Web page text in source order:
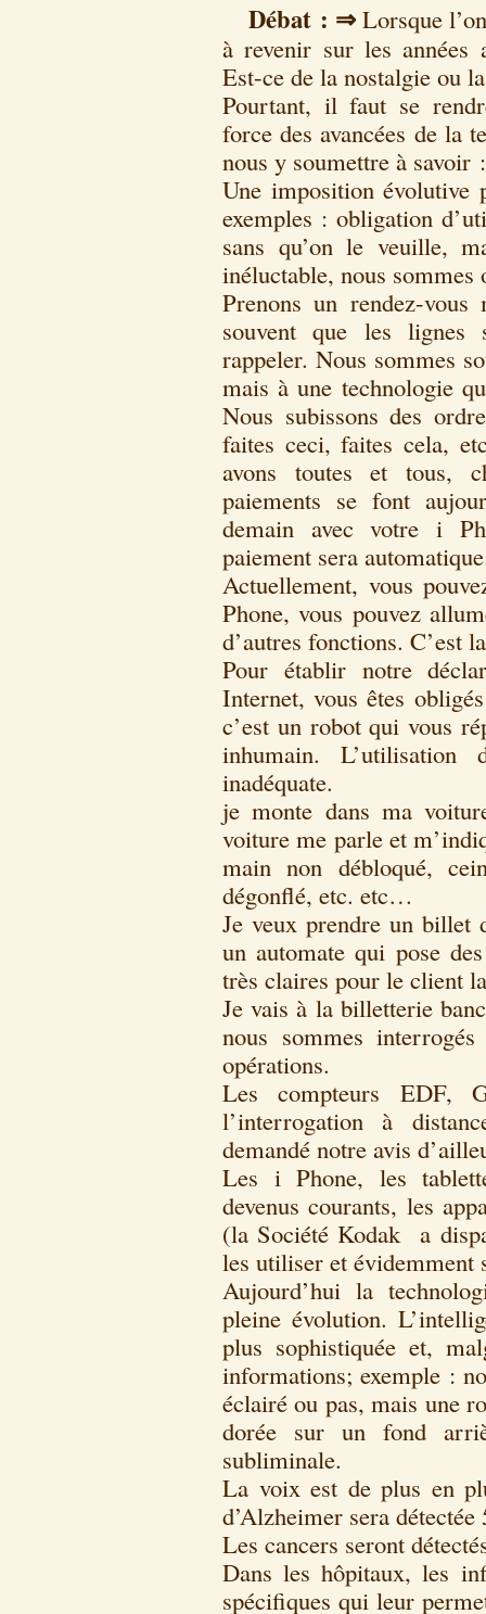
Débat : ⇒ Lorsque
à revenir sur les années
Est-ce de la nostalgie ou
Pourtant, il faut se
force des avancées de la
nous y soumettre à savoir :
Une imposition évolutive
exemples : obligation
sans qu’on le veuille,
inéluctable, nous sommes
Prenons un rendez-
souvent que les lignes
rappeler. Nous sommes
mais à une technologie
Nous subissons des
faites ceci, faites cela,
avons toutes et tous,
paiements se font
demain avec votre i
paiement sera
Actuellement, vous
Phone, vous pouvez
d’autres fonctions. C’est
Pour établir notre
Internet, vous êtes
c’est un robot qui vous
inhumain.
inadéquate.
je monte dans ma
voiture me parle et
main non débloqué,
dégonflé, etc. etc…
Je veux prendre un billet
un automate qui pose
très claires pour le client
Je vais à la billetterie
nous sommes
opérations.
Les compteurs EDF,
l’interrogation à
demandé notre avis
Les i Phone, les
devenus courants, les
(la Société Kodak a
les utiliser et évidemment
Aujourd’hui la
pleine évolution.
plus sophistiquée et,
informations; exemple :
éclairé ou pas, mais une
dorée sur un fond
subliminale.
La voix est de plus en
d’Alzheimer sera
Les cancers seront
Dans les hôpitaux, les
spécifiques qui leur